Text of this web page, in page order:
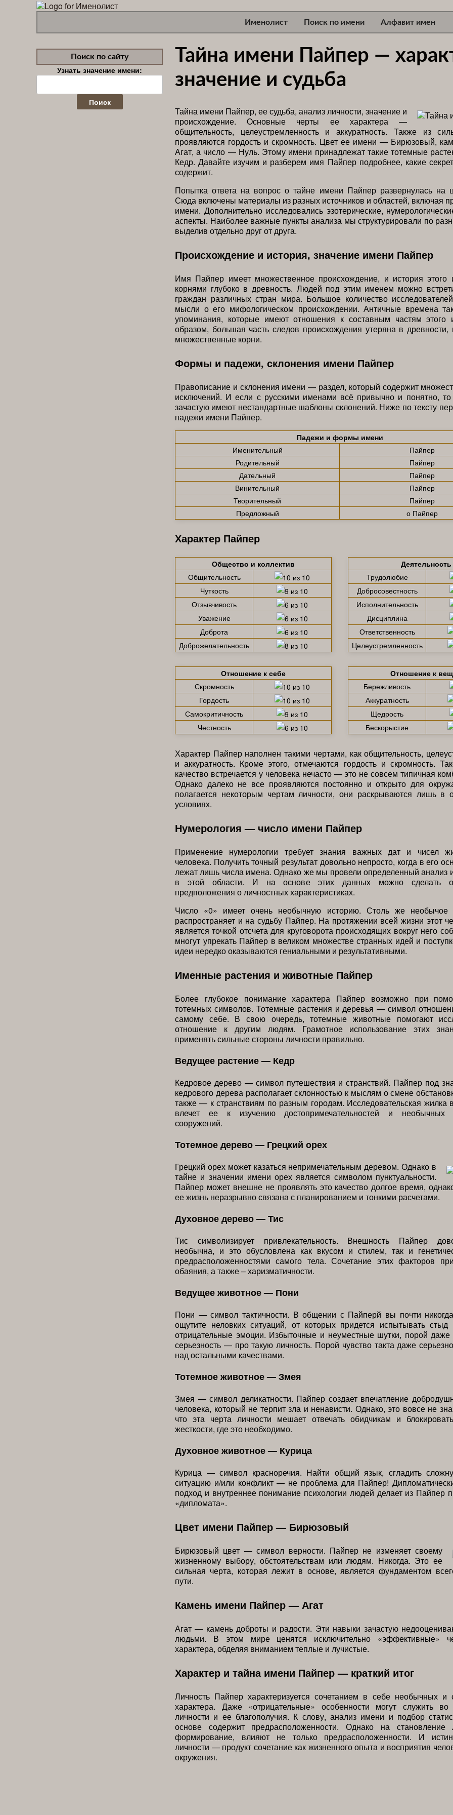
Именолист Поиск по имени Алфавит имен
Поиск по сайту
Узнать значение имени:
Найти:
Тайна имени Пайпер —
значение и судьба
Тайна имени Пайпер, ее судьба, анализ личности, значение и
происхождение. Основные черты ее характера —
общительность, целеустремленность и аккуратность. Также из
проявляются гордость и скромность. Цвет ее имени — Бирюзовый,
Агат, а число — Нуль. Этому имени принадлежат такие тотемные
Кедр. Давайте изучим и разберем имя Пайпер подробнее, какие
содержит.
Попытка ответа на вопрос о тайне имени Пайпер развернулась на
Сюда включены материалы из разных источников и областей, включая
имени. Дополнительно исследовались эзотерические,
аспекты. Наиболее важные пункты анализа мы структурировали по
выделив отдельно друг от друга.
Происхождение и история, значение имени Пайпер
Имя Пайпер имеет множественное происхождение, и история этого
корнями глубоко в древность. Людей под этим именем можно
граждан различных стран мира. Большое количество
мысли о его мифологическом происхождении. Античные времена
упоминания, которые имеют отношения к составным частям этого
образом, большая часть следов происхождения утеряна в
множественные корни.
Формы и падежи, склонения имени Пайпер
Правописание и склонения имени — раздел, который содержит
исключений. И если с русскими именами всё привычно и понятно,
зачастую имеют нестандартные шаблоны склонений. Ниже по тексту
падежи имени Пайпер.
Падежи и формы имени
Именительный
Пайпер
Родительный
Пайпер
Дательный
Пайпер
Винительный
Пайпер
Творительный
Пайпер
Предложный
о Пайпер
Характер Пайпер
Общество и коллектив
Общительность
Чуткость
Отзывчивость
Уважение
Доброта
Доброжелательность
Деятельность
Трудолюбие
Добросовестность
Исполнительность
Дисциплина
Ответственность
Целеустремленность
Отношение к себе
Скромность
Гордость
Самокритичность
Честность
Отношение к
Бережливость
Аккуратность
Щедрость
Бескорыстие
Характер Пайпер наполнен такими чертами, как общительность,
и аккуратность. Кроме этого, отмечаются гордость и скромность.
качество встречается у человека нечасто — это не совсем типичная
Однако далеко не все проявляются постоянно и открыто для
полагается некоторым чертам личности, они раскрываются лишь в
условиях.
Нумерология — число имени Пайпер
Применение нумерологии требует знания важных дат и чисел
человека. Получить точный результат довольно непросто, когда в его
лежат лишь числа имена. Однако же мы провели определенный анализ
в этой области. И на основе этих данных можно сделать
предположения о личностных характеристиках.
Число «0» имеет очень необычную историю. Столь же необычое
распространяет и на судьбу Пайпер. На протяжении всей жизни этот
является точкой отсчета для круговорота происходящих вокруг него
многут упрекать Пайпер в великом множестве странных идей и
идеи нередко оказываются гениальными и результативными.
Именные растения и животные Пайпер
Более глубокое понимание характера Пайпер возможно при
тотемных символов. Тотемные растения и деревья — символ
самому себе. В свою очередь, тотемные животные помогают
отношение к другим людям. Грамотное использование этих
применять сильные стороны личности правильно.
Ведущее растение — Кедр
Кедровое дерево — символ путешествия и странствий. Пайпер под
кедрового дерева располагает склонностью к мыслям о смене
также — к странствиям по разным городам. Исследовательская жилка
влечет ее к изучению достопримечательностей и необычных
сооружений.
Тотемное дерево — Грецкий орех
Грецкий орех может казаться непримечательным деревом. Однако в
тайне и значении имени орех является символом пунктуальности.
Пайпер может внешне не проявлять это качество долгое время,
ее жизнь неразрывно связана с планированием и тонкими расчетами.
Духовное дерево — Тис
Тис символизирует привлекательность. Внешность Пайпер
необычна, и это обусловлена как вкусом и стилем, так и
предрасположенностями самого тела. Сочетание этих факторов
обаяния, а также – харизматичности.
Ведущее животное — Пони
Пони — символ тактичности. В общении с Пайперй вы почти
ощутите неловких ситуаций, от которых придется испытывать стыд
отрицательные эмоции. Избыточные и неуместные шутки, порой
серьезность — про такую личность. Порой чувство такта даже
над остальными качествами.
Тотемное животное — Змея
Змея — символ деликатности. Пайпер создает впечатление
человека, который не терпит зла и ненависти. Однако, это вовсе не
что эта черта личности мешает отвечать обидчикам и
жесткости, где это необходимо.
Духовное животное — Курица
Курица — символ красноречия. Найти общий язык, сгладить
ситуацию и/или конфликт — не проблема для Пайпер!
подход и внутреннее понимание психологии людей делает из Пайпер
«дипломата».
Цвет имени Пайпер — Бирюзовый
Бирюзовый цвет — символ верности. Пайпер не изменяет своему
жизненному выбору, обстоятельствам или людям. Никогда. Это ее
сильная черта, которая лежит в основе, является фундаментом
пути.
Камень имени Пайпер — Агат
Агат — камень доброты и радости. Эти навыки зачастую
людьми. В этом мире ценятся исключительно «эффективные»
характера, обделяя вниманием теплые и лучистые.
Характер и тайна имени Пайпер — краткий итог
Личность Пайпер характеризуется сочетанием в себе необычных и
характера. Даже «отрицательные» особенности могут служить
личности и ее благополучия. К слову, анализ имени и подбор
основе содержит предрасположенности. Однако на становление
формирование, влияют не только предрасположенности. И
личности — продукт сочетание как жизненного опыта и восприятия
окружения.